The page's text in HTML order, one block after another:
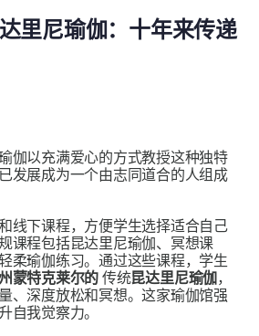
里尼瑜伽：十年来传递
伽以充满爱心的方式教授这种独特
发展成为一个由志同道合的人组成
线下课程，方便学生选择适合自己
课程包括昆达里尼瑜伽、冥想课
柔瑜伽练习。通过这些课程，学生
蒙特克莱尔的 传统昆达里尼瑜伽，
、深度放松和冥想。这家瑜伽馆强
自我觉察力。